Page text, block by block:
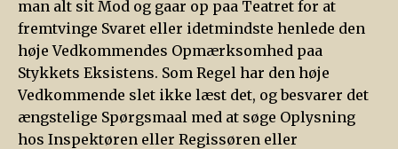
man alt sit Mod og gaar op paa Teatret for at
fremtvinge Svaret eller idetmindste henlede den
høje Vedkommendes Opmærksomhed paa
Stykkets Eksistens. Som Regel har den høje
Vedkommende slet ikke læst det, og besvarer det
ængstelige Spørgsmaal med at søge Oplysning
hos Inspektøren eller Regissøren eller